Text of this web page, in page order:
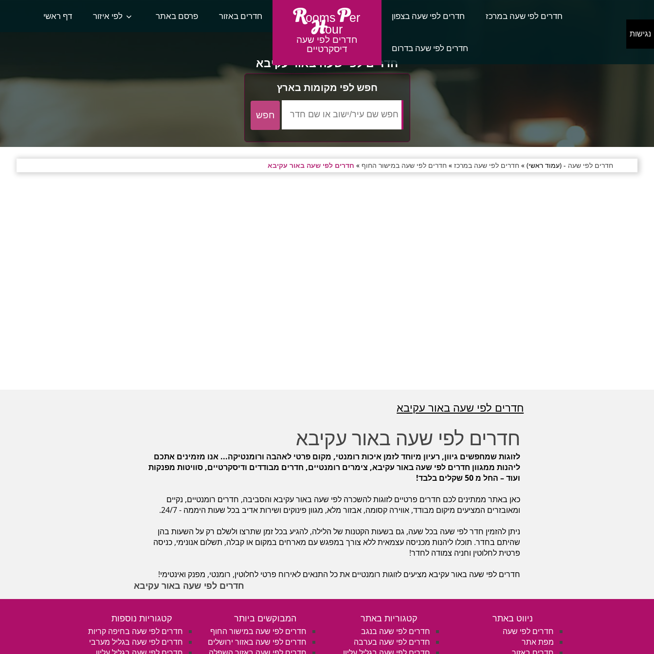
דף ראשי לפי איזור פרסם באתר חדרים באזור Rooms Per
Hour
חדרים לפי שעה
דיסקרטיים
חדרים לפי שעה בצפון חדרים לפי שעה במרכז
חדרים לפי שעה בדרום
חדרים לפי שעה באור עקיבא
חפש לפי מקומות בארץ
חדרים לפי שעה - (עמוד ראשי) » חדרים לפי שעה במרכז» חדרים לפי שעה במישור החוף » חדרים לפי שעה באור עקיבא
חדרים לפי שעה באור עקיבא
חדרים לפי שעה באור עקיבא
לזוגות שמחפשים גיוון, רעיון מיוחד לזמן איכות רומנטי, מקום פרטי לאהבה ורומנטיקה... אנו מזמינים אתכם
ליהנות ממגוון חדרים לפי שעה באור עקיבא, צימרים רומנטיים, חדרים מבודדים ודיסקרטיים, סוויטות מפנקות
ועוד – החל מ 50 שקלים בלבד!
כאן באתר ממתינים לכם חדרים פרטיים לזוגות להשכרה לפי שעה באור עקיבא והסביבה, חדרים רומנטיים, נקיים
ומאובזרים המציעים מיקום מבודד, אווירה קסומה, אבזור מלא, מגוון פינוקים ושירות אדיב בכל שעות היממה - 24/7.
ניתן להזמין חדר לפי שעה בכל שעה, גם בשעות הקטנות של הלילה, להגיע בכל זמן שתרצו ולשלם רק על השעות בהן
שהיתם בחדר. תוכלו ליהנות מכניסה עצמאית ללא צורך במפגש עם מארחים במקום או קבלה, תשלום אנונימי, כניסה
פרטית לחלוטין וחניה צמודה לחדר!
חדרים לפי שעה באור עקיבא מציעים לזוגות רומנטיים את כל התנאים לאירוח פרטי לחלוטין, רומנטי, מפנק ואינטימי!
חדרים לפי שעה באור עקיבא
ניווט באתר
חדרים לפי שעה
מפת אתר
קטגוריות באתר
חדרים לפי שעה בנגב
חדרים לפי שעה בערבה
המבוקשים ביותר
חדרים לפי שעה במישור החוף
חדרים לפי שעה באזור ירושלים
קטגוריות נוספות
חדרים לפי שעה בחיפה קריות
חדרים לפי שעה בגליל מערבי
נגישות